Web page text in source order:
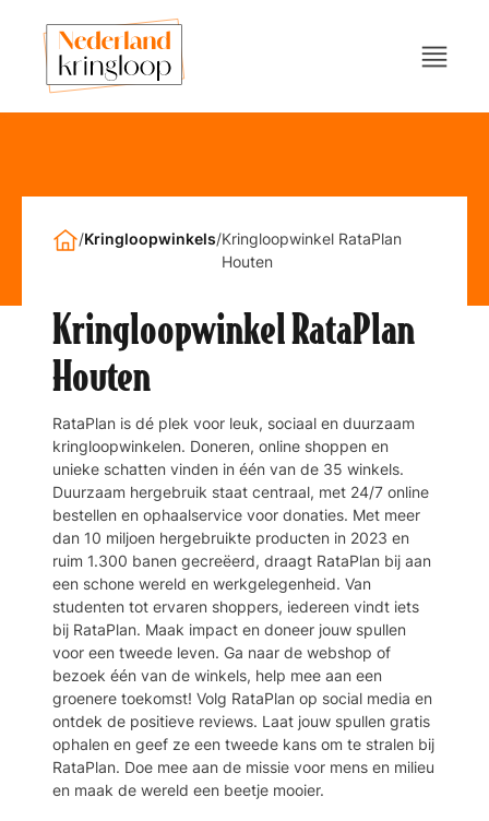
/Kringloopwinkels/Kringloopwinkel RataPlan
Houten
Kringloopwinkel RataPlan
Houten
RataPlan is dé plek voor leuk, sociaal en duurzaam
kringloopwinkelen. Doneren, online shoppen en
unieke schatten vinden in één van de 35 winkels.
Duurzaam hergebruik staat centraal, met 24/7 online
bestellen en ophaalservice voor donaties. Met meer
dan 10 miljoen hergebruikte producten in 2023 en
ruim 1.300 banen gecreëerd, draagt RataPlan bij aan
een schone wereld en werkgelegenheid. Van
studenten tot ervaren shoppers, iedereen vindt iets
bij RataPlan. Maak impact en doneer jouw spullen
voor een tweede leven. Ga naar de webshop of
bezoek één van de winkels, help mee aan een
groenere toekomst! Volg RataPlan op social media en
ontdek de positieve reviews. Laat jouw spullen gratis
ophalen en geef ze een tweede kans om te stralen bij
RataPlan. Doe mee aan de missie voor mens en milieu
en maak de wereld een beetje mooier.